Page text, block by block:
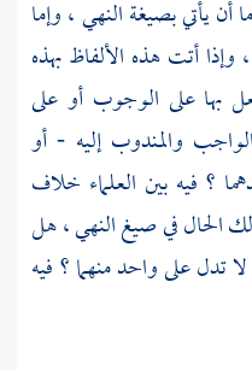
يأتي بصيغة النهي ، وإما
وإذا أتت هذه الألفاظ بهذه
بها على الوجوب أو على
والمندوب إليه - أو
؟ فيه بين العلماء خلاف
الحال في صيغ النهي ، هل
تدل على واحد منهما ؟ فيه